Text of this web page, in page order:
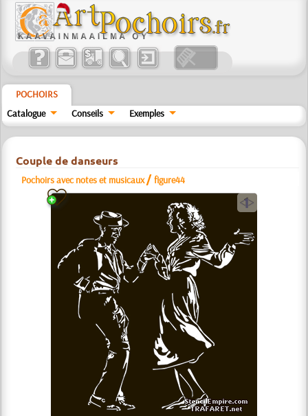
POCHOIRS
Catalogue
Conseils Exemples
Couple de danseurs
Pochoirs avec notes et musicaux /figure44
a